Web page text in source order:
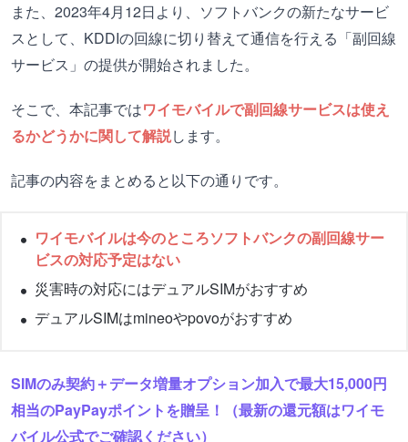
また、2023年4月12日より、ソフトバンクの新たなサービ
スとして、KDDIの回線に切り替えて通信を行える「副回線
サービス」の提供が開始されました。
そこで、本記事ではワイモバイルで副回線サービスは使え
るかどうかに関して解説します。
記事の内容をまとめると以下の通りです。
ワイモバイルは今のところソフトバンクの副回線サー
ビスの対応予定はない
災害時の対応にはデュアルSIMがおすすめ
デュアルSIMはmineoやpovoがおすすめ
SIMのみ契約＋データ増量オプション加入で最大15,000円
相当のPayPayポイントを贈呈！（最新の還元額はワイモ
バイル公式でご確認ください）